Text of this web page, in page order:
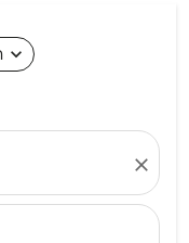
expand_more
close